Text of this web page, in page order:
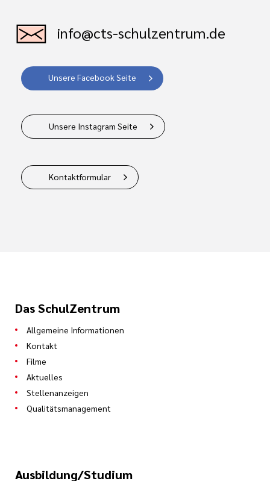
info@cts-schulzentrum.de
Unsere Facebook Seite
Unsere Instagram Seite
Kontaktformular
Das SchulZentrum
Allgemeine Informationen
Kontakt
Filme
Aktuelles
Stellenanzeigen
Qualitätsmanagement
Ausbildung/Studium